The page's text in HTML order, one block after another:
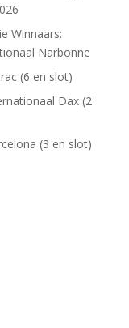
Winnaars:
Narbonne
(6 en slot)
Dax (2
(3 en slot)